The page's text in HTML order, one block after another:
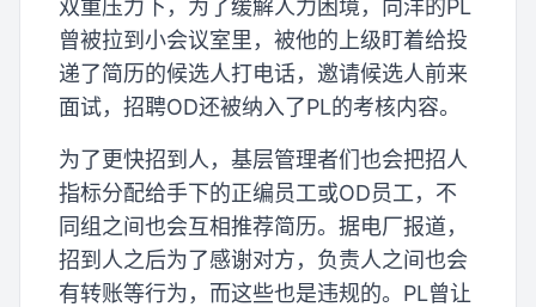
双重压力下，为了缓解人力困境，向洋的PL
曾被拉到小会议室里，被他的上级盯着给投
递了简历的候选人打电话，邀请候选人前来
面试，招聘OD还被纳入了PL的考核内容。
为了更快招到人，基层管理者们也会把招人
指标分配给手下的正编员工或OD员工，不
同组之间也会互相推荐简历。据电厂报道，
招到人之后为了感谢对方，负责人之间也会
有转账等行为，而这些也是违规的。PL曾让